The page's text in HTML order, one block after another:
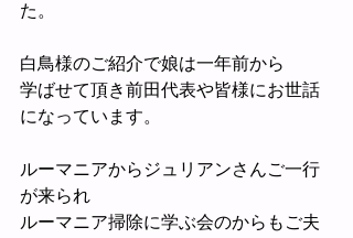
た。
白鳥様のご紹介で娘は一年前から
学ばせて頂き前田代表や皆様にお世話
になっています。
ルーマニアからジュリアンさんご一行
が来られ
ルーマニア掃除に学ぶ会のからもご夫